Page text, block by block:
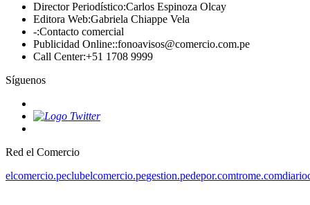
Director Periodístico:Carlos Espinoza Olcay
Editora Web:Gabriela Chiappe Vela
-:Contacto comercial
Publicidad Online::fonoavisos@comercio.com.pe
Call Center:+51 1708 9999
Síguenos
Red el Comercio
elcomercio.peclubelcomercio.pegestion.pedepor.comtrome.com